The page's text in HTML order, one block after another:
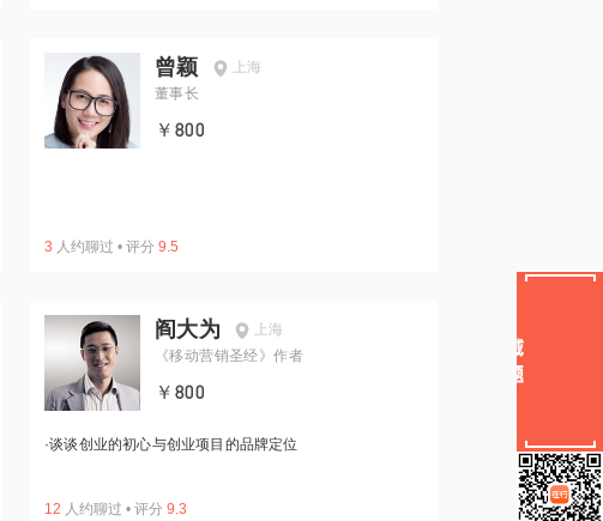
曾颖
上海
董事长
￥800
3 人约聊过 • 评分 9.5
阎大为
上海
《移动营销圣经》作者
￥800
·谈谈创业的初心与创业项目的品牌定位
12 人约聊过 • 评分 9.3